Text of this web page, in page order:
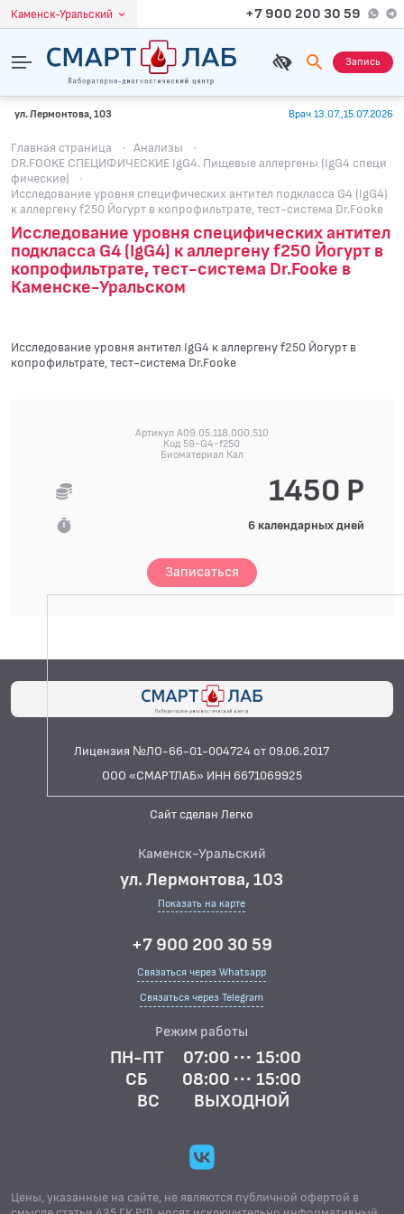
Каменск-Уральский +7 900 200 30 59
Запись
ул. Лермонтова, 103 Врач 13.07.,15.07.2026
Главная страница · Анализы
·
DR.FOOKE СПЕЦИФИЧЕСКИЕ IgG4. Пищевые аллергены (IgG4 специ
фические)
·
Исследование уровня специфических антител подкласса G4 (IgG4)
к аллергену f250 Йогурт в копрофильтрате, тест-система Dr.Fooke
Исследование уровня специфических антител
подкласса G4 (IgG4) к аллергену f250 Йогурт в
копрофильтрате, тест-система Dr.Fooke в
Каменске-Уральском
Исследование уровня антител IgG4 к аллергену f250 Йогурт в
копрофильтрате, тест-система Dr.Fooke
Артикул A09.05.118.000.510
Код 59-G4-f250
Биоматериал Кал
1450 Р
6 календарных дней
Записаться
Лицензия №ЛО-66-01-004724 от 09.06.2017
ООО «СМАРТЛАБ» ИНН 6671069925
Сайт сделан Легко
Каменск-Уральский
ул. Лермонтова, 103
Показать на карте
+7 900 200 30 59
Связаться через Whatsapp
Связаться через Telegram
Режим работы
ПН-ПТ
07:00 ··· 15:00
СБ
08:00 ··· 15:00
ВС
ВЫХОДНОЙ
Цены, указанные на сайте, не являются публичной офертой в